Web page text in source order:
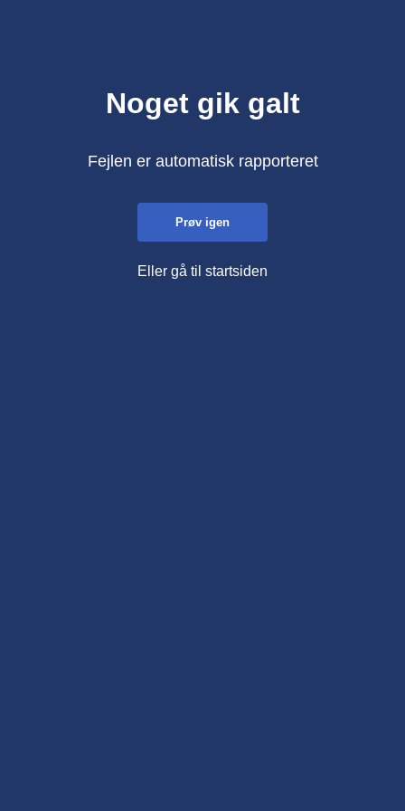
Noget gik galt
Fejlen er automatisk rapporteret
Prøv igen
Eller gå til startsiden